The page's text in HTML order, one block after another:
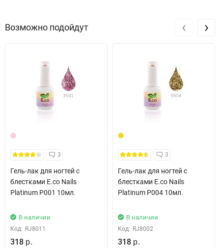
Возможно подойдут
3
Гель-лак для ногтей с
блестками E.co Nails
Platinum P001 10мл.
В наличии
Код: RJ8011
318 р.
3
Гель-лак для ногтей с
блестками E.co Nails
Platinum P004 10мл.
В наличии
Код: RJ8002
318 р.
‹ ›